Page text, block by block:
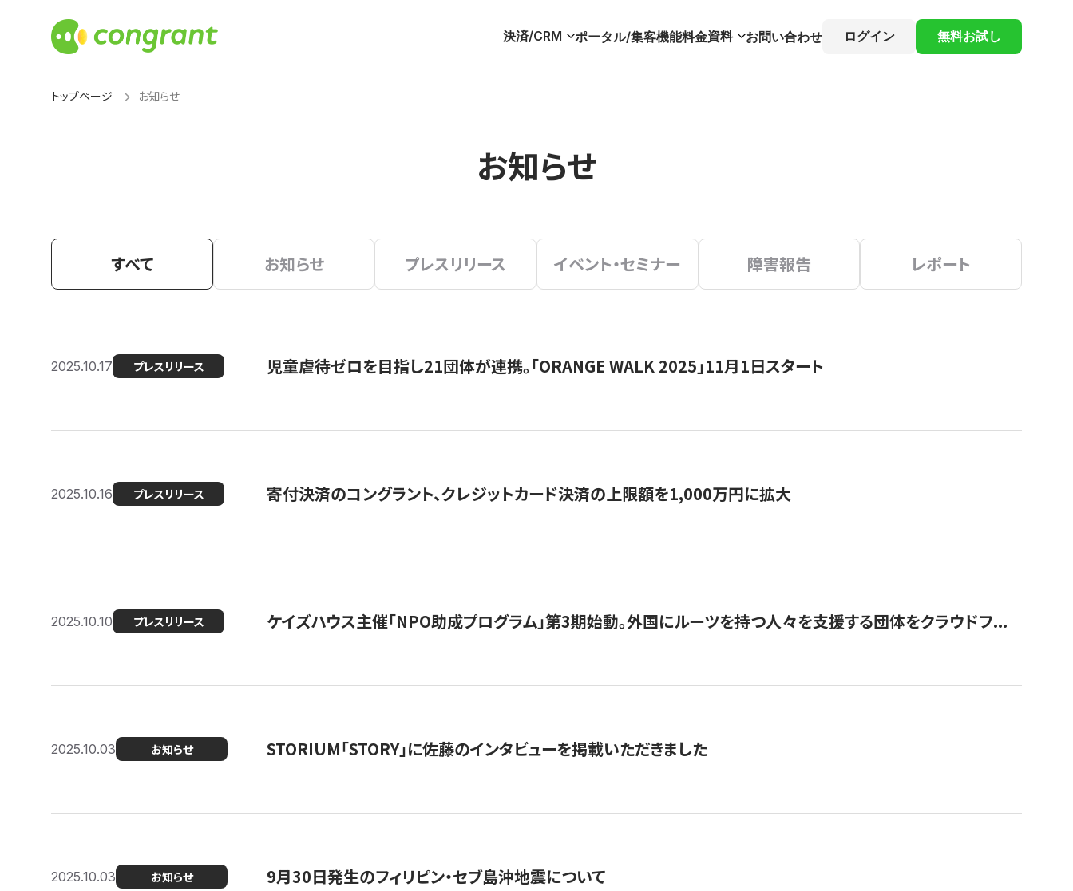
決済/CRM ポータル/集客機能料金資料 お問い合わせ ログイン 無料お試し
トップページ お知らせ
お知らせ
すべて お知らせ プレスリリース イベント・セミナー 障害報告 レポート
2025.10.17 プレスリリース 児童虐待ゼロを目指し21団体が連携。「ORANGE WALK 2025」11月1日スタート
2025.10.16 プレスリリース 寄付決済のコングラント、クレジットカード決済の上限額を1,000万円に拡大
2025.10.10 プレスリリース ケイズハウス主催「NPO助成プログラム」第3期始動。外国にルーツを持つ人々を支援する団体をクラウドフ...
2025.10.03 お知らせ STORIUM「STORY」に佐藤のインタビューを掲載いただきました
2025.10.03 お知らせ 9月30日発生のフィリピン・セブ島沖地震について